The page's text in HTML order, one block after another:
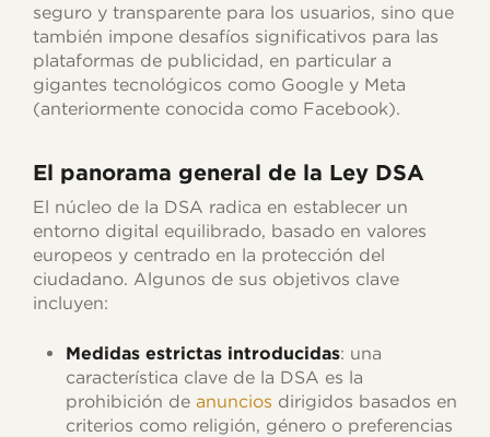
seguro y transparente para los usuarios, sino que
también impone desafíos significativos para las
plataformas de publicidad, en particular a
gigantes tecnológicos como Google y Meta
(anteriormente conocida como Facebook).
El panorama general de la Ley DSA
El núcleo de la DSA radica en establecer un
entorno digital equilibrado, basado en valores
europeos y centrado en la protección del
ciudadano. Algunos de sus objetivos clave
incluyen:
Medidas estrictas introducidas: una
característica clave de la DSA es la
prohibición de anuncios dirigidos basados en
criterios como religión, género o preferencias